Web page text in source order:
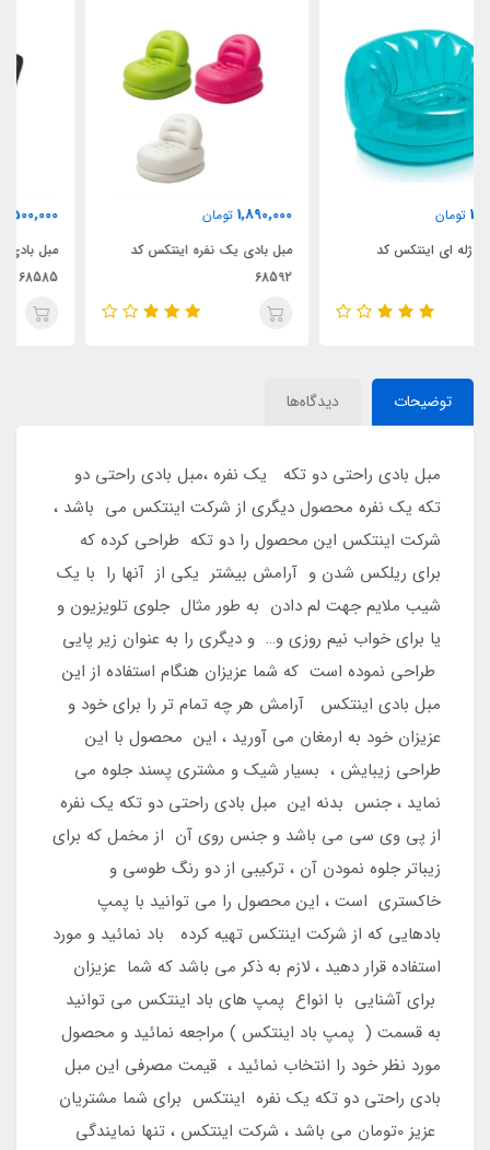
1,890,000
مبل بادی یک نفره اینتکس کد
4,500,000
مبل بادی پشتی دار اینتکس کد
توضیحات دیدگاه‌ها
مبل بادی راحتی دو تکه یک نفره ،مبل بادی راحتی دو
تکه یک نفره محصول دیگری از شرکت اینتکس می باشد ،
شرکت اینتکس این محصول را دو تکه طراحی کرده که
برای ریلکس شدن و آرامش بیشتر یکی از آنها را با یک
شیب ملایم جهت لم دادن به طور مثال جلوی تلویزیون و
یا برای خواب نیم روزی و… و دیگری را به عنوان زیر پایی
طراحی نموده است که شما عزیزان هنگام استفاده از این
مبل بادی اینتکس آرامش هر چه تمام تر را برای خود و
عزیزان خود به ارمغان می آورید ، این محصول با این
طراحی زیبایش ، بسیار شیک و مشتری پسند جلوه می
نماید ، جنس بدنه این مبل بادی راحتی دو تکه یک نفره
از پی وی سی می باشد و جنس روی آن از مخمل که برای
زیباتر جلوه نمودن آن ، ترکیبی از دو رنگ طوسی و
خاکستری است ، این محصول را می توانید با پمپ
بادهایی که از شرکت اینتکس تهیه کرده باد نمائید و مورد
استفاده قرار دهید ، لازم به ذکر می باشد که شما عزیزان
برای آشنایی با انواع پمپ های باد اینتکس می توانید
به قسمت ( پمپ باد اینتکس ) مراجعه نمائید و محصول
مورد نظر خود را انتخاب نمائید ، قیمت مصرفی این مبل
بادی راحتی دو تکه یک نفره اینتکس برای شما مشتریان
عزیز 0تومان می باشد ، شرکت اینتکس ، تنها نمایندگی